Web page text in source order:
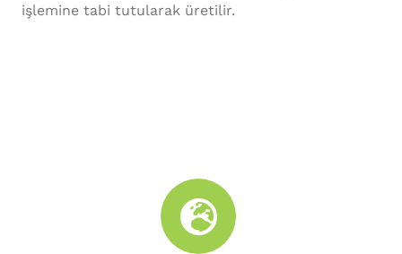
işlemine tabi tutularak üretilir.